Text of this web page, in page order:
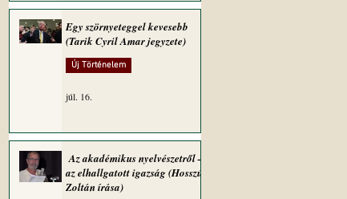
Egy szörnyeteggel kevesebb
(Tarik Cyril Amar jegyzete)
Új Történelem
júl. 16.
Az akadémikus nyelvészetről –
az elhallgatott igazság (Hosszú
Zoltán írása)